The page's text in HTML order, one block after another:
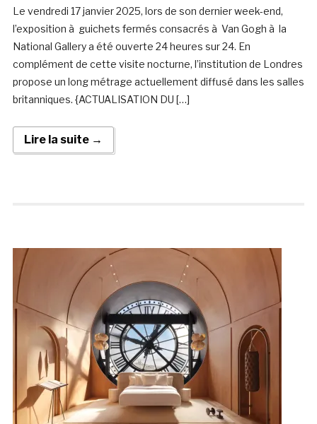
Le vendredi 17 janvier 2025, lors de son dernier week-end,
l’exposition à guichets fermés consacrés à Van Gogh à la
National Gallery a été ouverte 24 heures sur 24. En
complément de cette visite nocturne, l’institution de Londres
propose un long métrage actuellement diffusé dans les salles
britanniques. {ACTUALISATION DU […]
Lire la suite →